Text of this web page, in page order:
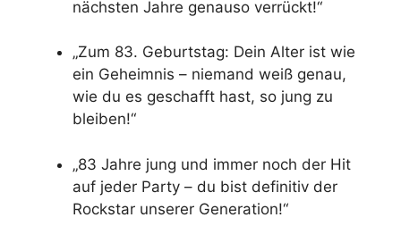
nächsten Jahre genauso verrückt!“
„Zum 83. Geburtstag: Dein Alter ist wie
ein Geheimnis – niemand weiß genau,
wie du es geschafft hast, so jung zu
bleiben!“
„83 Jahre jung und immer noch der Hit
auf jeder Party – du bist definitiv der
Rockstar unserer Generation!“